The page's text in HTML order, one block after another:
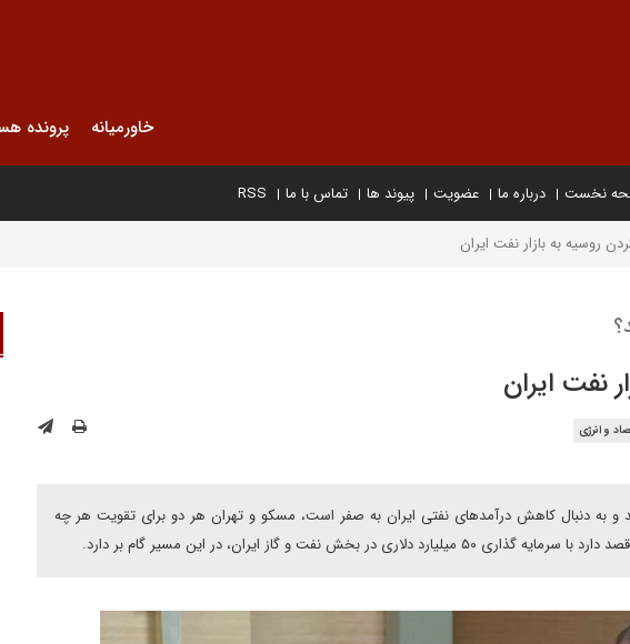
خاورمیانه پرونده
نخست درباره ما عضویت پیوند ها تماس با ما RSS
روسیه به بازار نفت ایران
نفت ایران
و انرژی
به دنبال کاهش درآمدهای نفتی ایران به صفر است، مسکو و تهران هر دو برای تقویت هر چه
نفت و گاز ایران، در این مسیر گام بر دارد.